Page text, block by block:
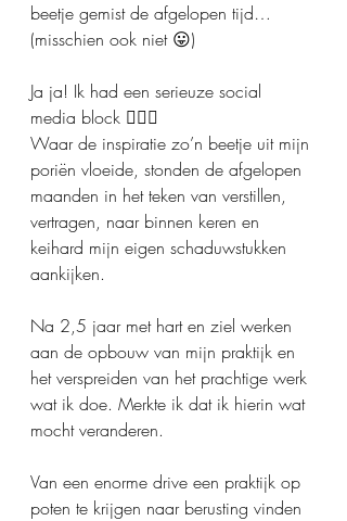
beetje gemist de afgelopen tijd…
(misschien ook niet 😛)
Ja ja! Ik had een serieuze social
media block 🙅🏼‍♀️
Waar de inspiratie zo’n beetje uit mijn
poriën vloeide, stonden de afgelopen
maanden in het teken van verstillen,
vertragen, naar binnen keren en
keihard mijn eigen schaduwstukken
aankijken.
Na 2,5 jaar met hart en ziel werken
aan de opbouw van mijn praktijk en
het verspreiden van het prachtige werk
wat ik doe. Merkte ik dat ik hierin wat
mocht veranderen.
Van een enorme drive een praktijk op
poten te krijgen naar berusting vinden